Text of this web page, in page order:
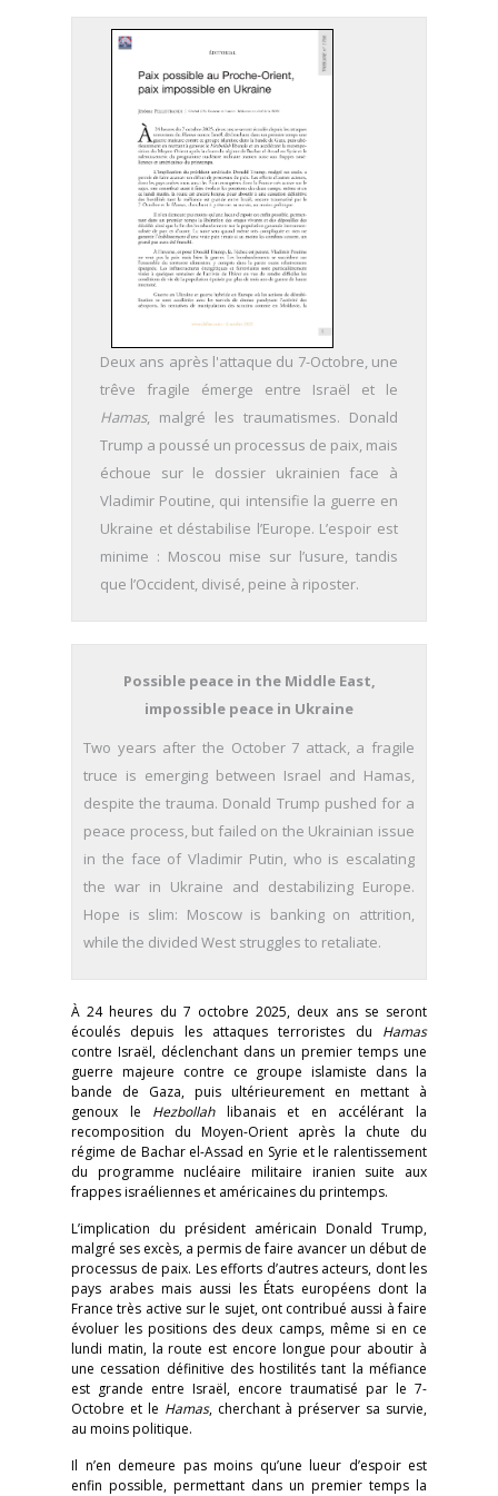
Deux ans après l'attaque du 7-Octobre, une
trêve fragile émerge entre Israël et le
Hamas, malgré les traumatismes. Donald
Trump a poussé un processus de paix, mais
échoue sur le dossier ukrainien face à
Vladimir Poutine, qui intensifie la guerre en
Ukraine et déstabilise l’Europe. L’espoir est
minime : Moscou mise sur l’usure, tandis
que l’Occident, divisé, peine à riposter.
Possible peace in the Middle East,
impossible peace in Ukraine
Two years after the October 7 attack, a fragile
truce is emerging between Israel and Hamas,
despite the trauma. Donald Trump pushed for a
peace process, but failed on the Ukrainian issue
in the face of Vladimir Putin, who is escalating
the war in Ukraine and destabilizing Europe.
Hope is slim: Moscow is banking on attrition,
while the divided West struggles to retaliate.
À 24 heures du 7 octobre 2025, deux ans se seront
écoulés depuis les attaques terroristes du Hamas
contre Israël, déclenchant dans un premier temps une
guerre majeure contre ce groupe islamiste dans la
bande de Gaza, puis ultérieurement en mettant à
genoux le Hezbollahlibanais et en accélérant la
recomposition du Moyen-Orient après la chute du
régime de Bachar el-Assad en Syrie et le ralentissement
du programme nucléaire militaire iranien suite aux
frappes israéliennes et américaines du printemps.
L’implication du président américain Donald Trump,
malgré ses excès, a permis de faire avancer un début de
processus de paix. Les efforts d’autres acteurs, dont les
pays arabes mais aussi les États européens dont la
France très active sur le sujet, ont contribué aussi à faire
évoluer les positions des deux camps, même si en ce
lundi matin, la route est encore longue pour aboutir à
une cessation définitive des hostilités tant la méfiance
est grande entre Israël, encore traumatisé par le 7-
Octobre et le Hamas, cherchant à préserver sa survie,
au moins politique.
Il n’en demeure pas moins qu’une lueur d’espoir est
enfin possible, permettant dans un premier temps la